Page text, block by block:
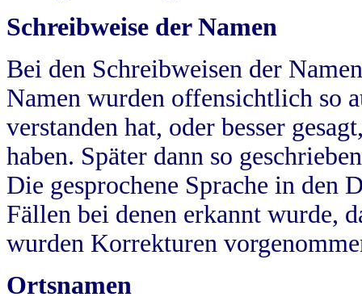
Schreibweise der Namen
Bei den Schreibweisen der
Namen wurden offensichtlich so
verstanden hat, oder besser
haben. Später dann so
Die gesprochene Sprache in
Fällen bei denen erkannt wurde,
wurden Korrekturen
Ortsnamen